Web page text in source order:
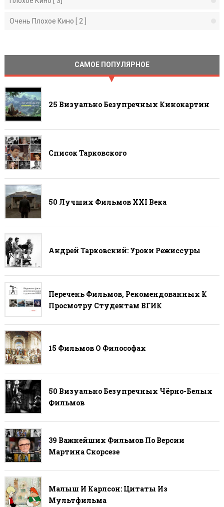
Очень Плохое Кино [ 2 ]
САМОЕ ПОПУЛЯРНОЕ
25 Визуально Безупречных Кинокартин
Список Тарковского
50 Лучших Фильмов ХХI Века
Андрей Тарковский: Уроки Режиссуры
Перечень Фильмов, Рекомендованных К
Просмотру Студентам ВГИК
15 Фильмов О Философах
50 Визуально Безупречных Чёрно-Белых
Фильмов
39 Важнейших Фильмов По Версии
Мартина Скорсезе
Малыш И Карлсон: Цитаты Из
Мультфильма